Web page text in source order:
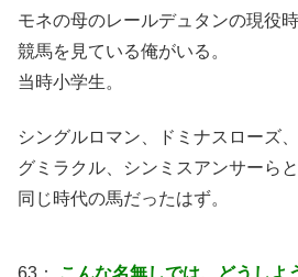
モネの母のレールデュタンの現役
競馬を見ている俺がいる。
当時小学生。
シングルロマン、ドミナスローズ
グミラクル、シンミスアンサーらと
同じ時代の馬だったはず。